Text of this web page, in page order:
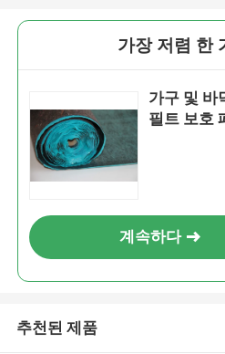
가장 저렴 한
가구 및 바
필트 보호
계속하다
추천된 제품